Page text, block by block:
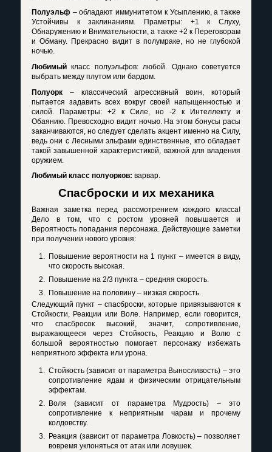
Полуэльф – обладают иммунитетом к Усыплению, а также
Устойчивы к заклинаниям. Праметры: +1 к Слуху,
Обнаружению и Внимательности, а также +2 к Переговорам
и Обману. Прекрасно видит в полумраке, но не глубокой
ночью.
Любимый класс полуэльфов: любой. Однако советуется
выбрать между плутом или бардом.
Полуорк – классический агрессивный воин, который
пытается задавить всех вокруг своей напыщенностью и
силой. Параметры: +2 к Силе, но -2 к Интеллекту и
Обаянию. Превосходно видит ночью. На этом бонусы расы
заканчиваются, но следует сделать акцент именно на Силу,
ведь они с Лесными эльфами единственные, кто обладает
такой завышенной характеристикой, важной для владения
оружием.
Любимый класс полуорков: варвар.
Спасброски и их механика
Важная заметка перед рассмотрением каждого класса!
Дело в том, что с ростом уровней повышается и
Вероятность попадания персонажа. Действующие заметки
при получении нового уровня:
Повышение вероятности на 1 пункт – имеется в виду,
что скорость высокая.
Повышение на 2/3 пункта – средняя скорость.
Повышение на половину – низкая скорость.
Следующий пункт – спасброски, которые привязываются к
Стойкости, Реакции или Воле. Например, если говорится,
что спасбросок высокий, значит, сопротивление,
выражающееся через Стойкость, Реакцию и Волю с
большой вероятностью помогает персонажу избежать
неприятного эффекта или урона.
Стойкость (зависит от параметра Выносливость) – это
сопротивление ядам и физическим отрицательным
эффектам.
Воля (зависит от параметра Мудрость) – это
сопротивление к неприятным чарам и прочему
колдовству.
Реакция (зависит от параметра Ловкость) – позволяет
вовремя уклоняться от атак или ловушек.